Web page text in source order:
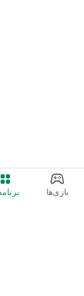
بازی‌ها